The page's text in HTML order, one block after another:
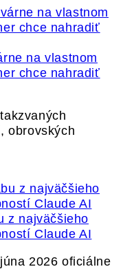
na vlastnom
chce nahradiť
obrovských
z najväčšieho
Claude AI
2026 oficiálne